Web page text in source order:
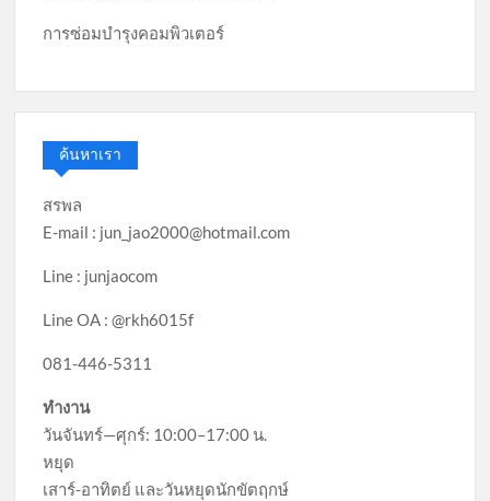
การซ่อมบำรุงคอมพิวเตอร์
ค้นหาเรา
สรพล
E-mail : jun_jao2000@hotmail.com
Line : junjaocom
Line OA : @rkh6015f
081-446-5311
ทำงาน
วันจันทร์—ศุกร์: 10:00–17:00 น.
หยุด
เสาร์-อาทิตย์ และวันหยุดนักขัตฤกษ์